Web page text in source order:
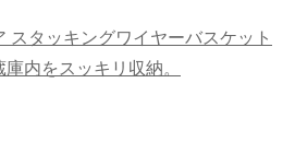
スタッキングワイヤーバスケット
庫内をスッキリ収納。